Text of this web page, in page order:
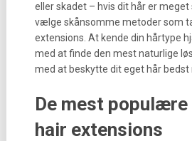
eller skadet – hvis dit hår er meget
vælge skånsomme metoder som
extensions. At kende din hårtype
med at finde den mest naturlige
med at beskytte dit eget hår bedst
De mest
hair extensions